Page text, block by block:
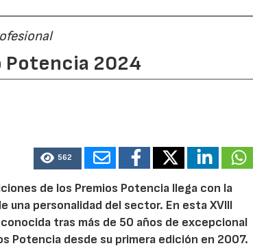
Potencia 2024
562
de los Premios Potencia llega con la
personalidad del sector. En esta XVIII
tras más de 50 años de excepcional
Potencia desde su primera edición en 2007.